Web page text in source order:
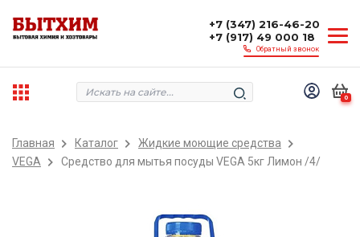
+7 (347) 216-46-20
+7 (917) 49 000 18
Обратный звонок
0
Главная Каталог
Жидкие моющие средства
VEGA
Средство для мытья посуды VEGA 5кг Лимон /4/